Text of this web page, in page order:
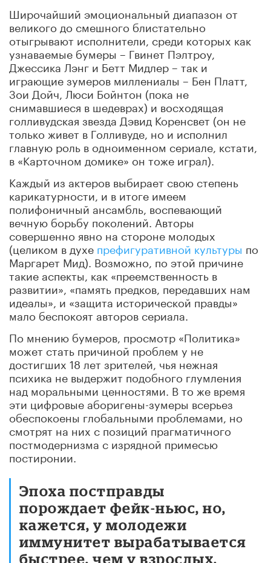
Широчайший эмоциональный диапазон от
великого до смешного блистательно
отыгрывают исполнители, среди которых как
узнаваемые бумеры – Гвинет Пэлтроу,
Джессика Лэнг и Бетт Мидлер – так и
играющие зумеров миллениалы – Бен Платт,
Зои Дойч, Люси Бойнтон (пока не
снимавшиеся в шедеврах) и восходящая
голливудская звезда Дэвид Коренсвет (он не
только живет в Голливуде, но и исполнил
главную роль в одноименном сериале, кстати,
в «Карточном домике» он тоже играл).
Каждый из актеров выбирает свою степень
карикатурности, и в итоге имеем
полифоничный ансамбль, воспевающий
вечную борьбу поколений. Авторы
совершенно явно на стороне молодых
(целиком в духе префигуративной культуры по
Маргарет Мид). Возможно, по этой причине
такие аспекты, как «преемственность в
развитии», «память предков, передавших нам
идеалы», и «защита исторической правды»
мало беспокоят авторов сериала.
По мнению бумеров, просмотр «Политика»
может стать причиной проблем у не
достигших 18 лет зрителей, чья нежная
психика не выдержит подобного глумления
над моральными ценностями. В то же время
эти цифровые аборигены-зумеры всерьез
обеспокоены глобальными проблемами, но
смотрят на них с позиций прагматичного
постмодернизма с изрядной примесью
постиронии.
Эпоха постправды
порождает фейк-ньюс, но,
кажется, у молодежи
иммунитет вырабатывается
быстрее, чем у взрослых.